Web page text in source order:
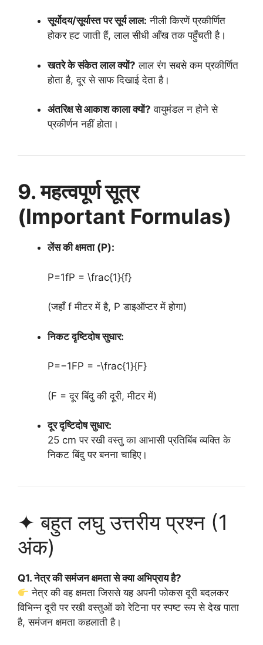
सूर्योदय/सूर्यास्त पर सूर्य लाल: नीली किरणें प्रकीर्णित
होकर हट जाती हैं, लाल सीधी आँख तक पहुँचती है।
खतरे के संकेत लाल क्यों? लाल रंग सबसे कम प्रकीर्णित
होता है, दूर से साफ दिखाई देता है।
अंतरिक्ष से आकाश काला क्यों? वायुमंडल न होने से
प्रकीर्णन नहीं होता।
9. महत्वपूर्ण सूत्र
(Important Formulas)
लेंस की क्षमता (P):
P=1fP = \frac{1}{f}
(जहाँ f मीटर में है, P डाइऑप्टर में होगा)
निकट दृष्टिदोष सुधार:
P=−1FP = -\frac{1}{F}
(F = दूर बिंदु की दूरी, मीटर में)
दूर दृष्टिदोष सुधार:
25 cm पर रखी वस्तु का आभासी प्रतिबिंब व्यक्ति के
निकट बिंदु पर बनना चाहिए।
✦ बहुत लघु उत्तरीय प्रश्न (1
अंक)
Q1. नेत्र की समंजन क्षमता से क्या अभिप्राय है?
नेत्र की वह क्षमता जिससे यह अपनी फोकस दूरी बदलकर
विभिन्न दूरी पर रखी वस्तुओं को रेटिना पर स्पष्ट रूप से देख पाता
है, समंजन क्षमता कहलाती है।